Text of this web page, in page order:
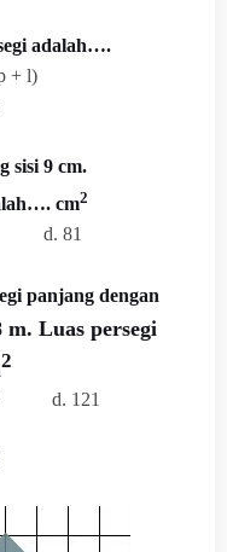
adalah….
l)
sisi 9 cm.
cm2
81
panjang dengan
m. Luas persegi
2
121